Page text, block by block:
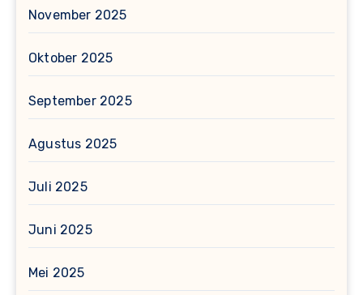
November 2025
Oktober 2025
September 2025
Agustus 2025
Juli 2025
Juni 2025
Mei 2025